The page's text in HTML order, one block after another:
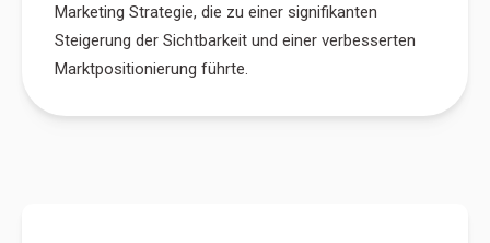
Marketing Strategie, die zu einer signifikanten
Steigerung der Sichtbarkeit und einer verbesserten
Marktpositionierung führte.